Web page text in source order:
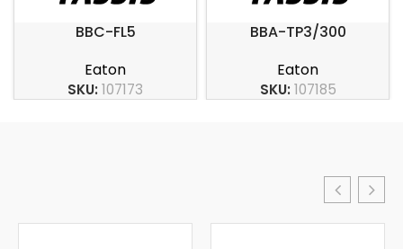
BBC-FL5
Eaton
SKU:107173
BBA-TP3/300
Eaton
SKU:107185